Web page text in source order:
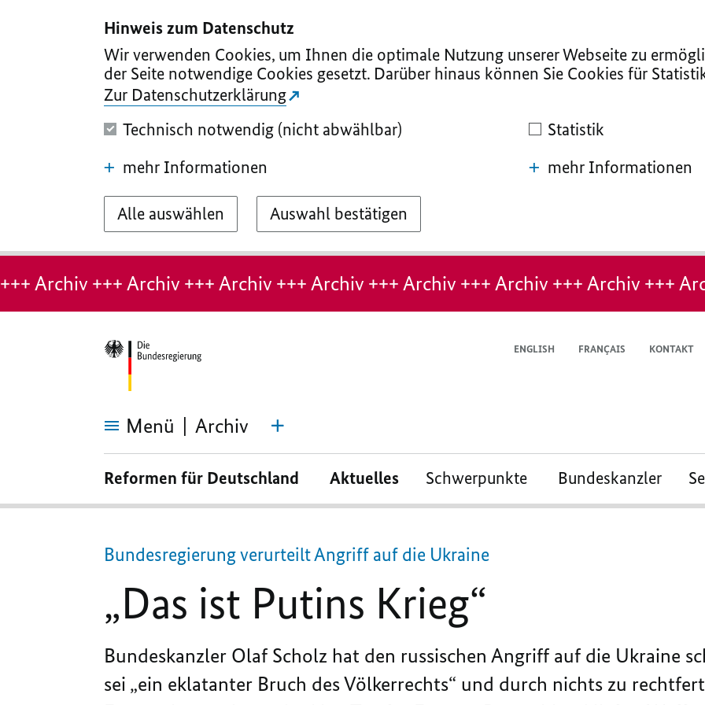
Hinweis zum Datenschutz
Wir verwenden Cookies, um Ihnen die optimale Nutzung unserer Webseite zu
der Seite notwendige Cookies gesetzt. Darüber hinaus können Sie Cookies für
Zur Datenschutzerklärung
Technisch notwendig (nicht abwählbar)
mehr Informationen
Statistik
mehr Informationen
Alle auswählen Auswahl bestätigen
Hinweis:
Seite
+++ Archiv +++ Archiv +++ Archiv +++ Archiv +++ Archiv +++ Archiv +++ Archiv +++
ENGLISH FRANÇAIS KONTAKT
Menü Archiv
Krieg“
Reformen für Deutschland Aktuelles Schwerpunkte Bundeskanzler
Bundesregierung verurteilt Angriff auf die Ukraine
„Das ist Putins Krieg“
Bundeskanzler Olaf Scholz hat den russischen Angriff auf die Ukraine
sei „ein eklatanter Bruch des Völkerrechts“ und durch nichts zu